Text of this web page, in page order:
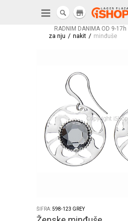
RADNIM DANIMA OD 9-17h
store
za nju / nakit / minđuše
ŠIFRA:598-123 GREY